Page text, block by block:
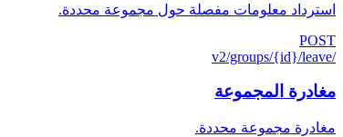
استرداد معلومات مفصلة حول مجموعة محددة.
POST
/v2/groups/{id}/leave
مغادرة المجموعة
مغادرة مجموعة محددة.